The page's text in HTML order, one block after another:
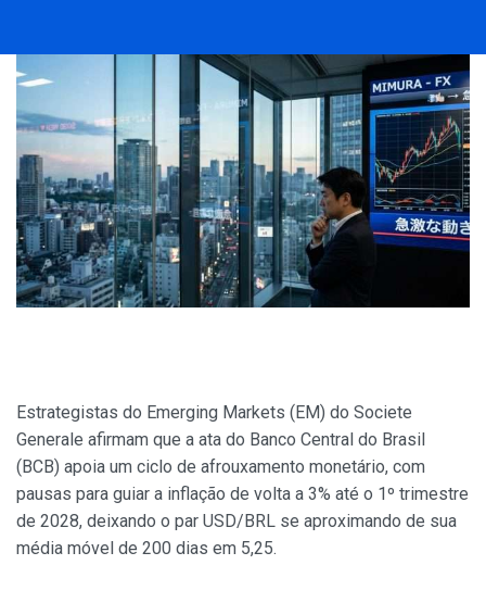
Estrategistas do Emerging Markets (EM) do Societe
Generale afirmam que a ata do Banco Central do Brasil
(BCB) apoia um ciclo de afrouxamento monetário, com
pausas para guiar a inflação de volta a 3% até o 1º trimestre
de 2028, deixando o par USD/BRL se aproximando de sua
média móvel de 200 dias em 5,25.